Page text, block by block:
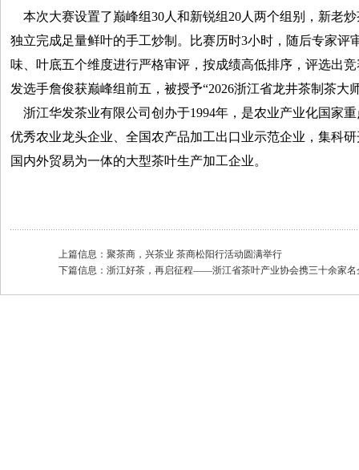
本次大赛设置了巅峰组30人和新锐组20人两个组别，新老
独立完成足量鲜叶的手工炒制。比赛历时3小时，随后专家评
味、叶底五个维度进行严格审评，按成绩高低排序，评选出
发选手詹俊获巅峰组前五，被授予“2026浙江省龙井茶制茶大
浙江华发茶业有限公司创办于1994年，是农业产业化国家
优秀农业龙头企业、全国农产品加工出口业示范企业，集科
国内外贸易为一体的大型茶叶生产加工企业。
上篇信息： 聚茶商，兴茶业 茶商松阳行活动圆满举行
下篇信息： 浙江好茶，再启征程——浙江省茶叶产业协会携三十余家名